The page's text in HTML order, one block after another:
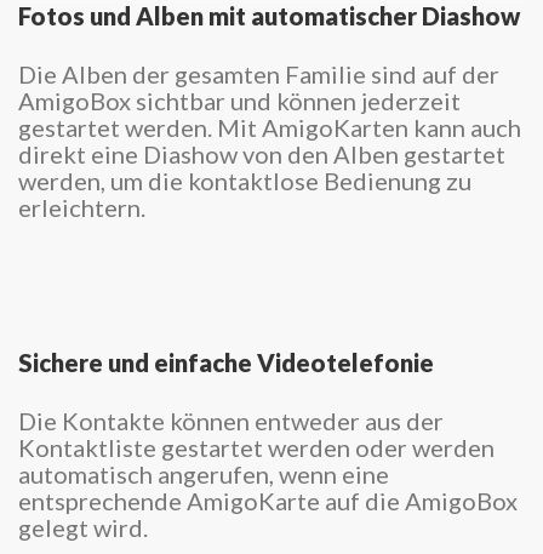
Fotos und Alben mit automatischer Diashow
Die Alben der gesamten Familie sind auf der
AmigoBox sichtbar und können jederzeit
gestartet werden. Mit AmigoKarten kann auch
direkt eine Diashow von den Alben gestartet
werden, um die kontaktlose Bedienung zu
erleichtern.
Sichere und einfache Videotelefonie
Die Kontakte können entweder aus der
Kontaktliste gestartet werden oder werden
automatisch angerufen, wenn eine
entsprechende AmigoKarte auf die AmigoBox
gelegt wird.